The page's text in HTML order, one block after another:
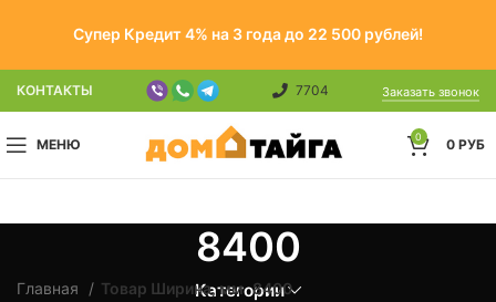
Супер Кредит 4% на 3 года до 22 500 рублей!
КОНТАКТЫ 7704 Заказать звонок
МЕНЮ 0 0 РУБ
8400
Категории
Главная Товар Ширина, мм 8400